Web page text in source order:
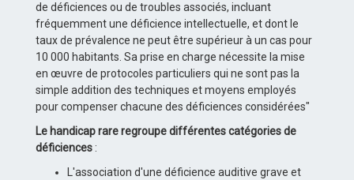
de déficiences ou de troubles associés, incluant
fréquemment une déficience intellectuelle, et dont le
taux de prévalence ne peut être supérieur à un cas pour
10 000 habitants. Sa prise en charge nécessite la mise
en œuvre de protocoles particuliers qui ne sont pas la
simple addition des techniques et moyens employés
pour compenser chacune des déficiences considérées"
Le handicap rare regroupe différentes catégories de
déficiences :
L'association d'une déficience auditive grave et